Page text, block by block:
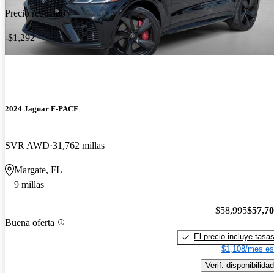
Precio reducido
-$1,292
2024 Jaguar F-PACE
SVR AWD 31,762 millas
Margate, FL
9 millas
Buena oferta
$58,995
El precio incluye tasas
$1,108/mes
Verif. disponibilidad